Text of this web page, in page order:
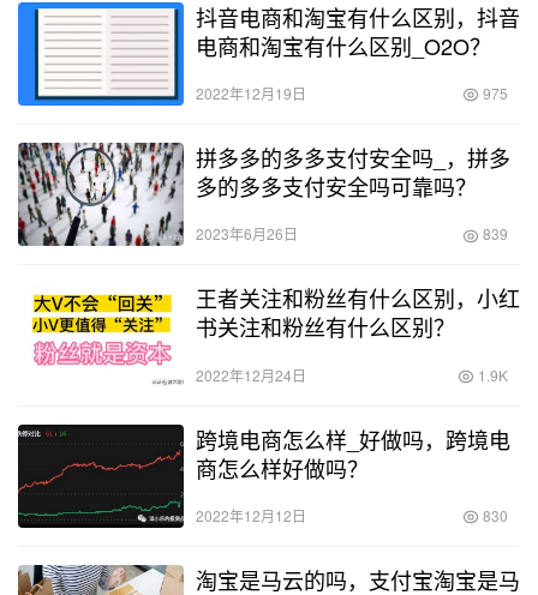
抖音电商和淘宝有什么区别，抖音
电商和淘宝有什么区别_O2O？
2022年12月19日 975
拼多多的多多支付安全吗_，拼多
多的多多支付安全吗可靠吗？
2023年6月26日 839
王者关注和粉丝有什么区别，小红
书关注和粉丝有什么区别？
2022年12月24日 1.9K
跨境电商怎么样_好做吗，跨境电
商怎么样好做吗？
2022年12月12日 830
淘宝是马云的吗，支付宝淘宝是马